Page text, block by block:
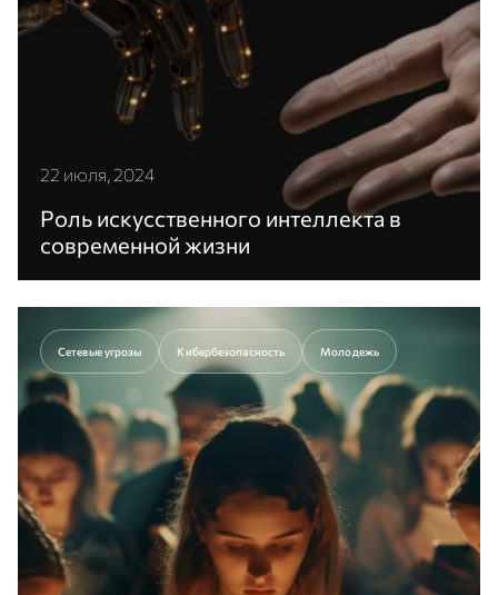
22 июля, 2024
Роль искусственного интеллекта в
современной жизни
Искусственный интеллект считается одним из
и применяется почти во всех сферах.
Перейти к статье
Сетевые угрозы Кибербезопасность Молодежь